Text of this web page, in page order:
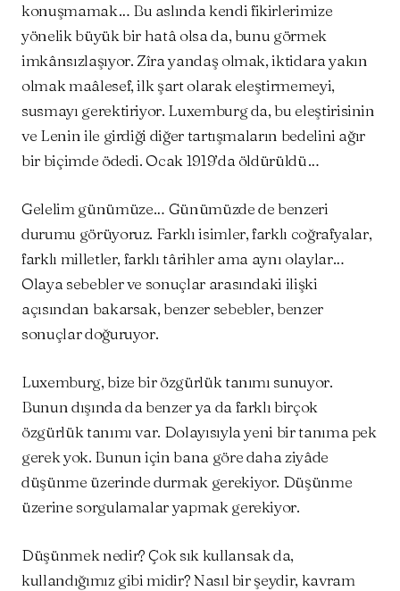
konuşmamak… Bu aslında kendi fikirlerimize
yönelik büyük bir hatâ olsa da, bunu görmek
imkânsızlaşıyor. Zîra yandaş olmak, iktidara yakın
olmak maâlesef, ilk şart olarak eleştirmemeyi,
susmayı gerektiriyor. Luxemburg da, bu eleştirisinin
ve Lenin ile girdiği diğer tartışmaların bedelini ağır
bir biçimde ödedi. Ocak 1919’da öldürüldü…
Gelelim günümüze… Günümüzde de benzeri
durumu görüyoruz. Farklı isimler, farklı coğrafyalar,
farklı milletler, farklı târihler ama aynı olaylar…
Olaya sebebler ve sonuçlar arasındaki ilişki
açısından bakarsak, benzer sebebler, benzer
sonuçlar doğuruyor.
Luxemburg, bize bir özgürlük tanımı sunuyor.
Bunun dışında da benzer ya da farklı birçok
özgürlük tanımı var. Dolayısıyla yeni bir tanıma pek
gerek yok. Bunun için bana göre daha ziyâde
düşünme üzerinde durmak gerekiyor. Düşünme
üzerine sorgulamalar yapmak gerekiyor.
Düşünmek nedir? Çok sık kullansak da,
kullandığımız gibi midir? Nasıl bir şeydir, kavram